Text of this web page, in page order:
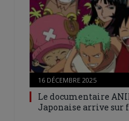
16 DÉCEMBRE 2025
Le documentaire
Japonaise arrive sur